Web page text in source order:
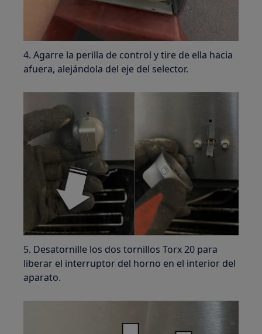
4. Agarre la perilla de control y tire de ella hacia
afuera, alejándola del eje del selector.
5. Desatornille los dos tornillos Torx 20 para
liberar el interruptor del horno en el interior del
aparato.